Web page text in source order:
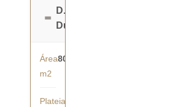
D.
Duarte
Área
m2
80
Plateia